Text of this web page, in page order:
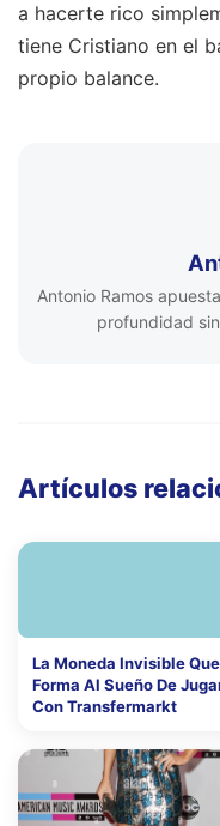
a hacerte rico
tiene Cristiano en el
propio balance.
Antonio Ramos
profundidad
Artículos
La Moneda Invisible
Forma Al Sueño De
Con Transfermarkt